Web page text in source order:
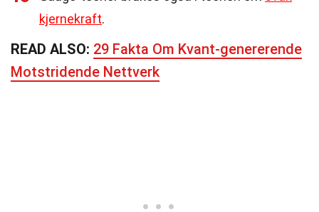
kjernekraft.
READ ALSO: 29 Fakta Om Kvant-genererende
Motstridende Nettverk